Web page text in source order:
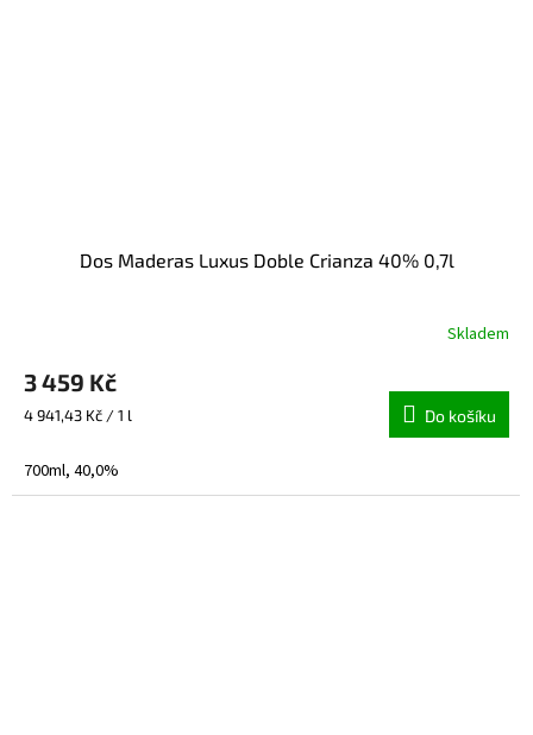
Dos Maderas Luxus Doble Crianza 40% 0,7l
Skladem
3 459 Kč
Měrná
4 941,43 Kč / 1 l Do košíku
700ml, 40,0%